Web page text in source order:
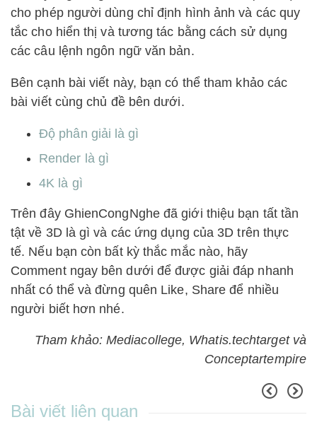
cho phép người dùng chỉ định hình ảnh và các quy
tắc cho hiển thị và tương tác bằng cách sử dụng
các câu lệnh ngôn ngữ văn bản.
Bên cạnh bài viết này, bạn có thể tham khảo các
bài viết cùng chủ đề bên dưới.
Độ phân giải là gì
Render là gì
4K là gì
Trên đây GhienCongNghe đã giới thiệu bạn tất tần
tật về 3D là gì và các ứng dụng của 3D trên thực
tế. Nếu bạn còn bất kỳ thắc mắc nào, hãy
Comment ngay bên dưới để được giải đáp nhanh
nhất có thể và đừng quên Like, Share để nhiều
người biết hơn nhé.
Tham khảo: Mediacollege, Whatis.techtarget và
Conceptartempire
Bài viết liên quan